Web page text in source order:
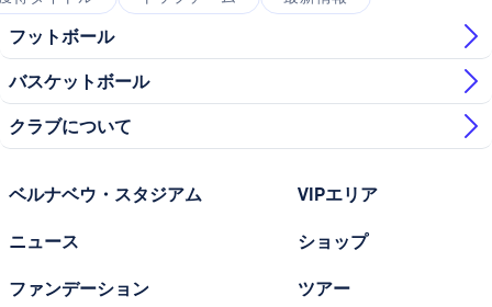
フットボール
バスケットボール
クラブについて
ベルナベウ・スタジアム
ニュース
ファンデーション
VIPエリア
ショップ
ツアー